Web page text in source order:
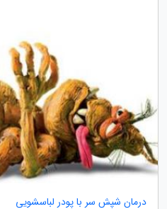
درمان شپش سر با پودر لباسشویی